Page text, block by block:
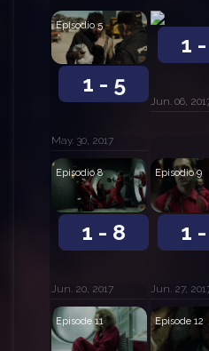
1 - 5
Episodio 5
May. 30, 2017
1
Jun. 06,
1 - 8
Episodio 8
Jun. 20, 2017
1
Episodio 9
Jun. 27,
Episode 11 Episode 12